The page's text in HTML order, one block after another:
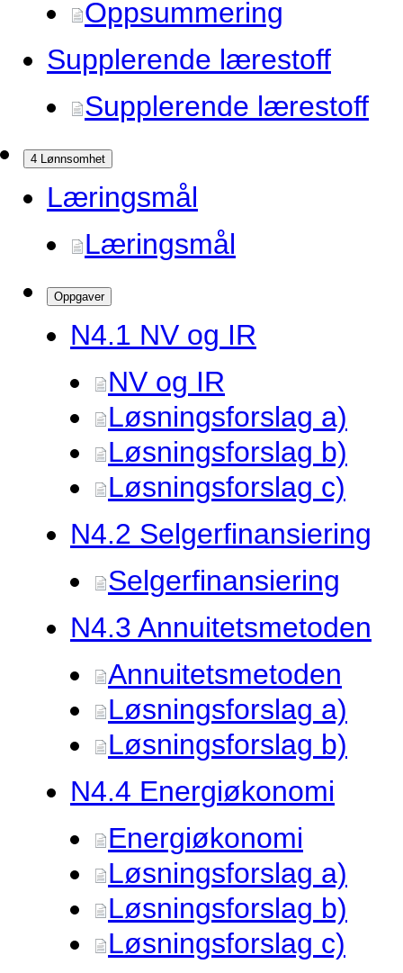
Oppsummering
Supplerende lærestoff
Supplerende lærestoff
4 Lønnsomhet
Læringsmål
Læringsmål
Oppgaver
N4.1 NV og IR
NV og IR
Løsningsforslag a)
Løsningsforslag b)
Løsningsforslag c)
N4.2 Selgerfinansiering
Selgerfinansiering
N4.3 Annuitetsmetoden
Annuitetsmetoden
Løsningsforslag a)
Løsningsforslag b)
N4.4 Energiøkonomi
Energiøkonomi
Løsningsforslag a)
Løsningsforslag b)
Løsningsforslag c)